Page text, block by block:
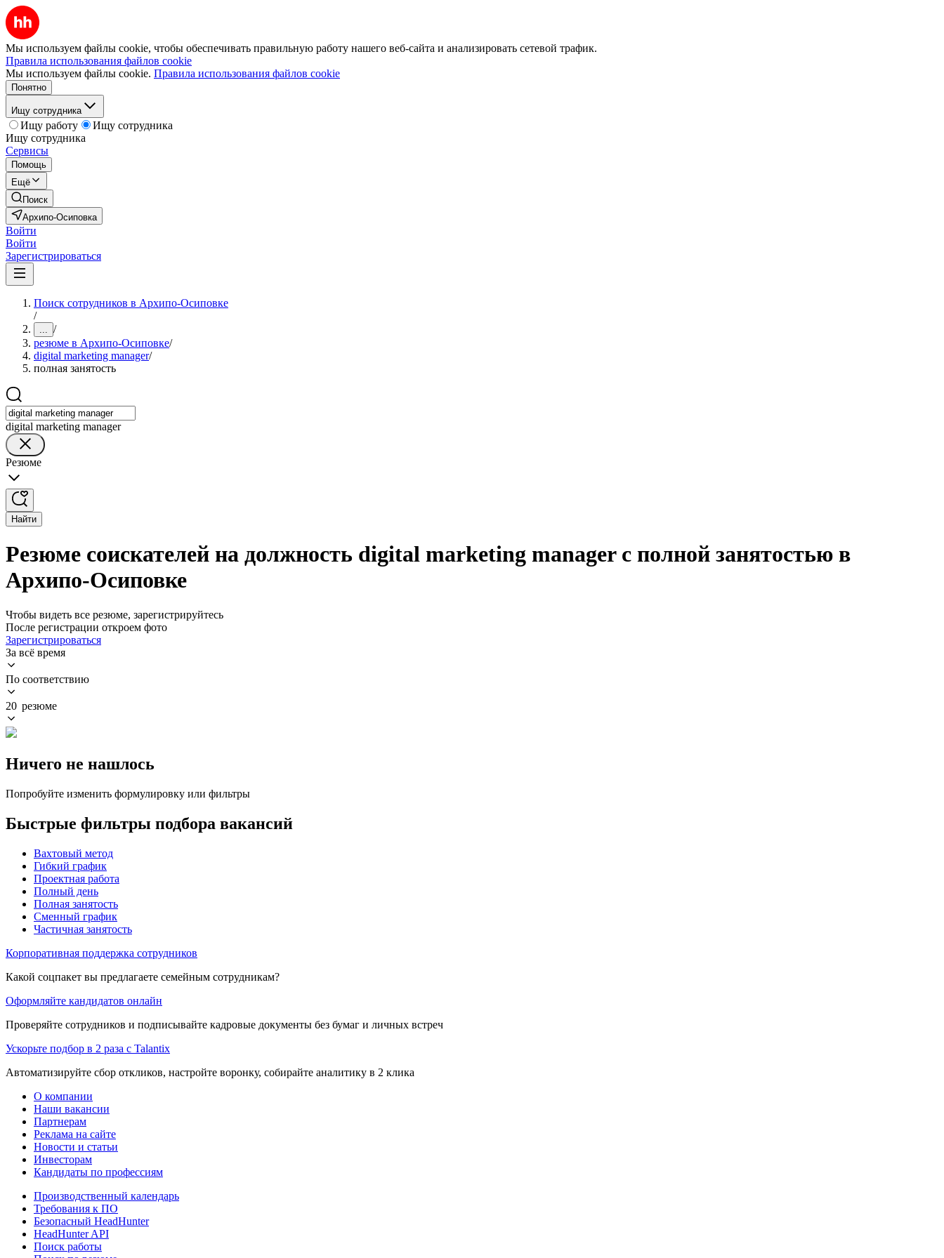
Мы используем файлы cookie, чтобы обеспечивать правильную работу нашего веб-сайта и анализировать сетевой трафик.
Правила использования файлов cookie
Мы используем файлы cookie. Правила использования файлов cookie
Понятно
Ищу сотрудника
Ищу работу
Ищу сотрудника
Ищу сотрудника
Сервисы
Помощь
Ещё
Поиск
Архипо-Осиповка
Войти
Войти
Зарегистрироваться
Поиск сотрудников в Архипо-Осиповке
/
... /
резюме в Архипо-Осиповке/
digital marketing manager/
полная занятость
digital marketing manager
Резюме
Найти
Резюме соискателей на должность digital marketing manager с полной занятостью в
Архипо-Осиповке
Чтобы видеть все резюме, зарегистрируйтесь
После регистрации откроем фото
Зарегистрироваться
За всё время
По соответствию
20 резюме
Ничего не нашлось
Попробуйте изменить формулировку или фильтры
Быстрые фильтры подбора вакансий
Вахтовый метод
Гибкий график
Проектная работа
Полный день
Полная занятость
Сменный график
Частичная занятость
Корпоративная поддержка сотрудников
Какой соцпакет вы предлагаете семейным сотрудникам?
Оформляйте кандидатов онлайн
Проверяйте сотрудников и подписывайте кадровые документы без бумаг и личных встреч
Ускорьте подбор в 2 раза с Talantix
Автоматизируйте сбор откликов, настройте воронку, собирайте аналитику в 2 клика
О компании
Наши вакансии
Партнерам
Реклама на сайте
Новости и статьи
Инвесторам
Кандидаты по профессиям
Производственный календарь
Требования к ПО
Безопасный HeadHunter
HeadHunter API
Поиск работы